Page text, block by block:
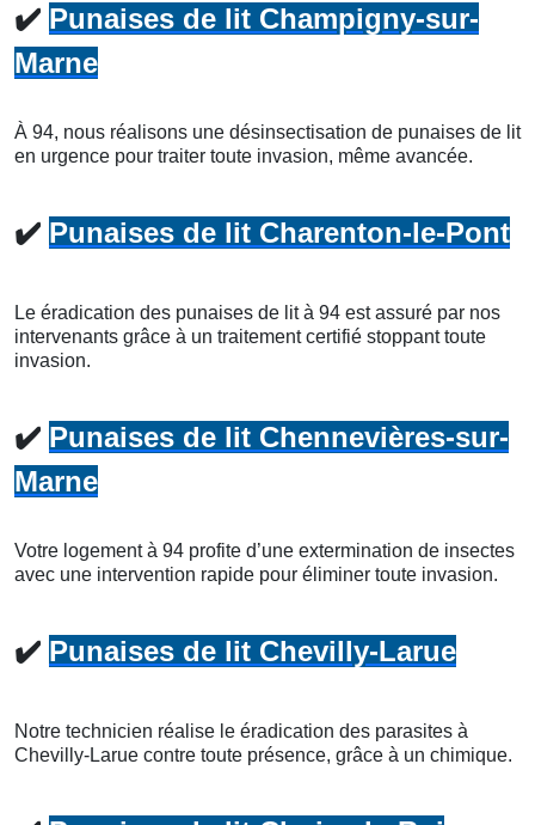
✔️ Punaises de lit Champigny-sur-
Marne
À 94, nous réalisons une désinsectisation de punaises de lit
en urgence pour traiter toute invasion, même avancée.
✔️ Punaises de lit Charenton-le-Pont
Le éradication des punaises de lit à 94 est assuré par nos
intervenants grâce à un traitement certifié stoppant toute
invasion.
✔️ Punaises de lit Chennevières-sur-
Marne
Votre logement à 94 profite d’une extermination de insectes
avec une intervention rapide pour éliminer toute invasion.
✔️ Punaises de lit Chevilly-Larue
Notre technicien réalise le éradication des parasites à
Chevilly-Larue contre toute présence, grâce à un chimique.